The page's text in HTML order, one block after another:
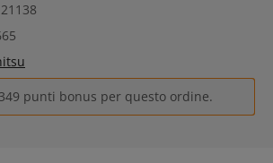
21138
punti bonus per questo ordine.